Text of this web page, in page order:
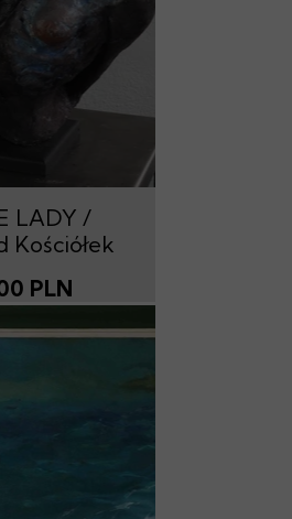
LADY /
Kościółek
PLN